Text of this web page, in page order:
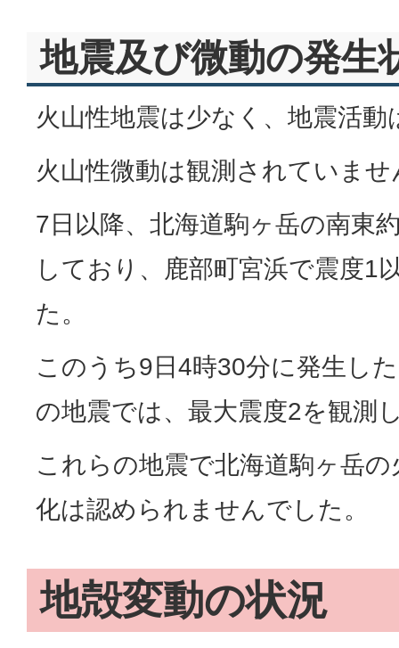
地震及び微動の発生
火山性地震は少なく、地震活
火山性微動は観測されていませ
7日以降、北海道駒ヶ岳の南東
しており、鹿部町宮浜で震度1
た。
このうち9日4時30分に発生し
の地震では、最大震度2を観測
これらの地震で北海道駒ヶ岳
化は認められませんでした。
地殻変動の状況